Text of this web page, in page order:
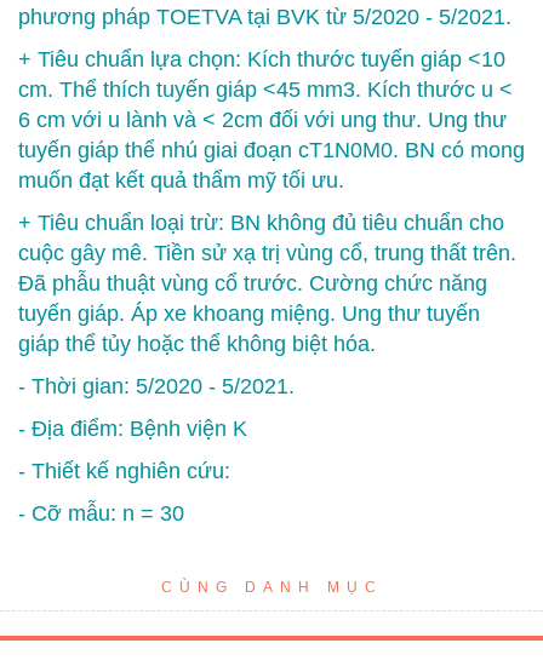
phương pháp TOETVA tại BVK từ 5/2020 - 5/2021.
+ Tiêu chuẩn lựa chọn: Kích thước tuyến giáp <10
cm. Thể thích tuyến giáp <45 mm3. Kích thước u <
6 cm với u lành và < 2cm đối với ung thư. Ung thư
tuyến giáp thể nhú giai đoạn cT1N0M0. BN có mong
muốn đạt kết quả thẩm mỹ tối ưu.
+ Tiêu chuẩn loại trừ: BN không đủ tiêu chuẩn cho
cuộc gây mê. Tiền sử xạ trị vùng cổ, trung thất trên.
Đã phẫu thuật vùng cổ trước. Cường chức năng
tuyến giáp. Áp xe khoang miệng. Ung thư tuyến
giáp thể tủy hoặc thể không biệt hóa.
- Thời gian: 5/2020 - 5/2021.
- Địa điểm: Bệnh viện K
- Thiết kế nghiên cứu:
- Cỡ mẫu: n = 30
CÙNG DANH MỤC